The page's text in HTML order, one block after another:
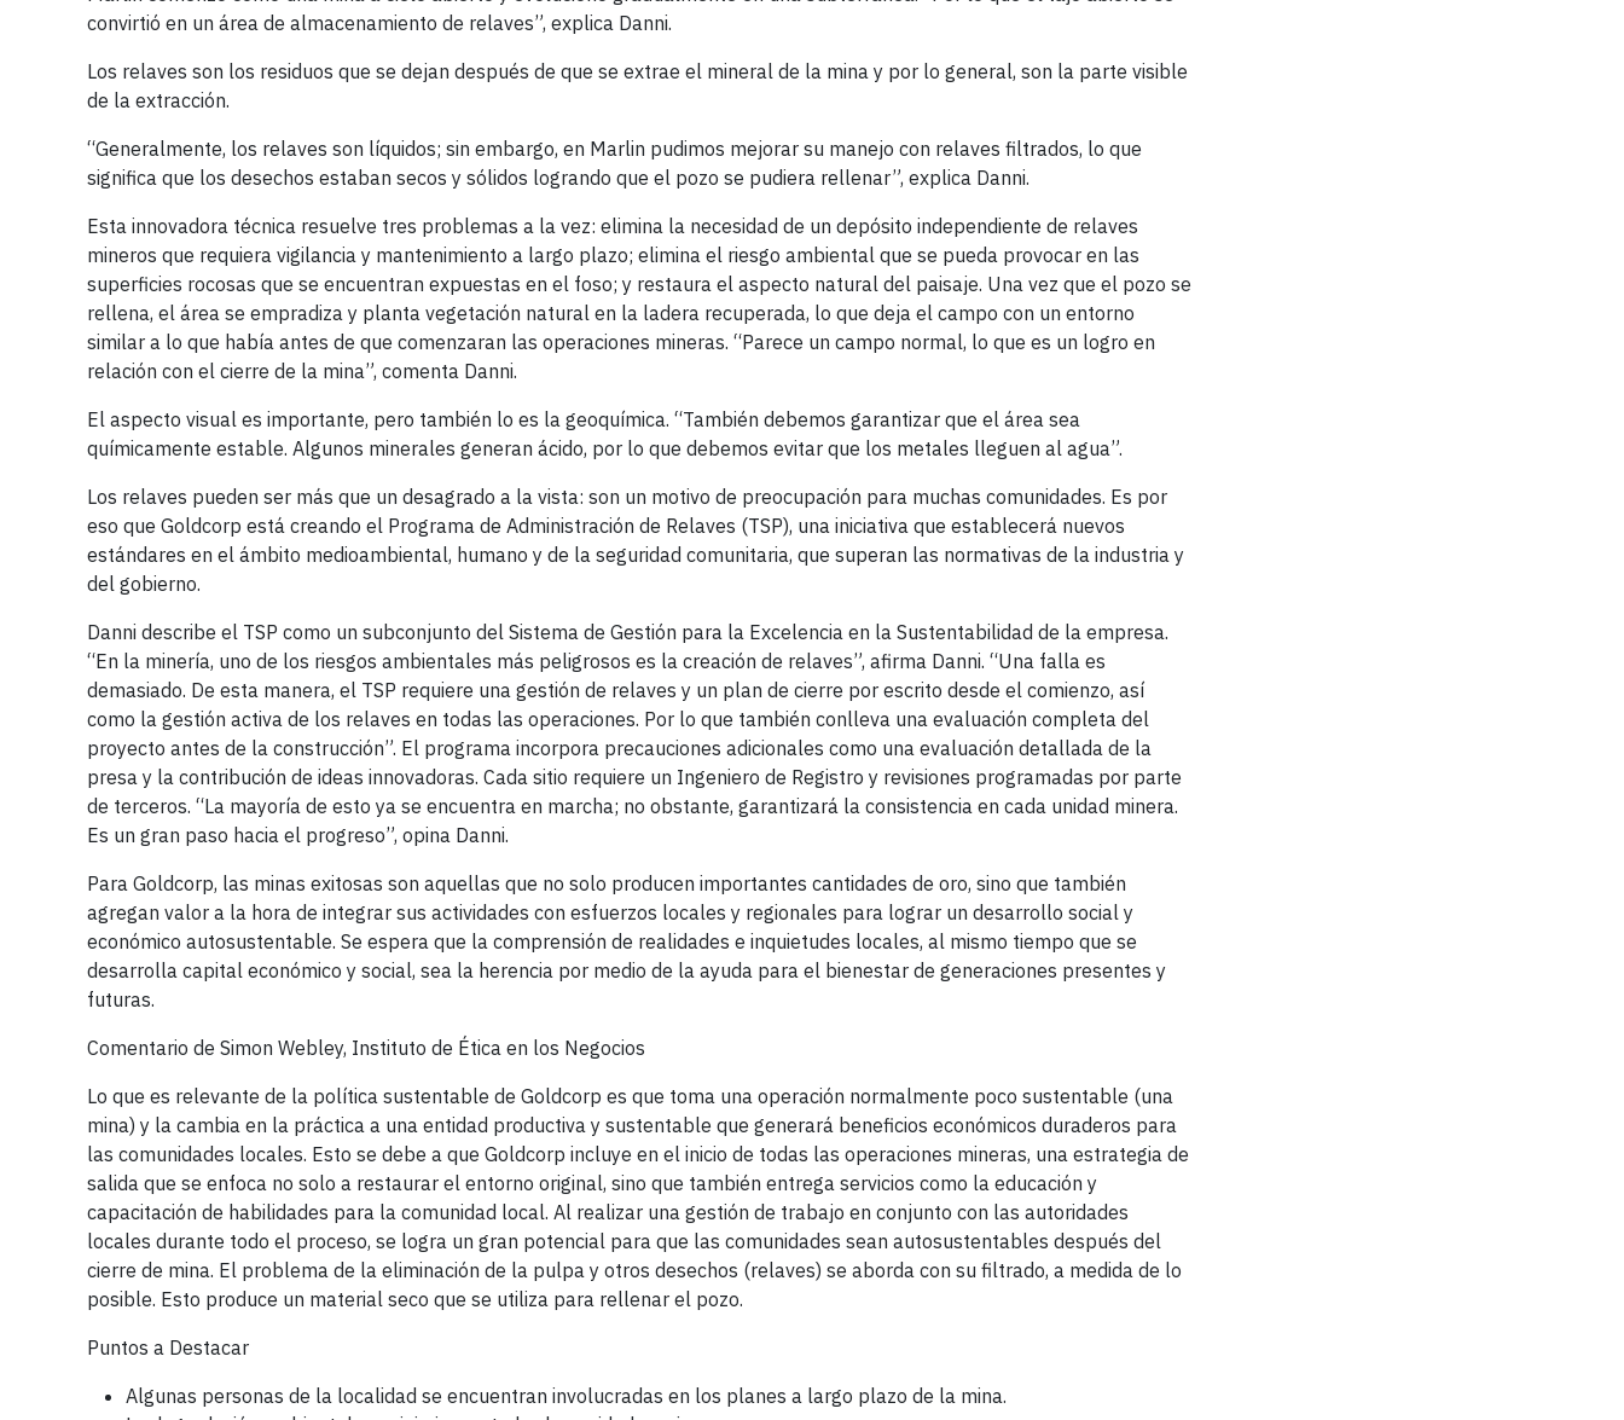
convirtió en un área de almacenamiento de relaves”, explica Danni.
Los relaves son los residuos que se dejan después de que se extrae el mineral de la mina y por lo general, son la parte visible
de la extracción.
“Generalmente, los relaves son líquidos; sin embargo, en Marlin pudimos mejorar su manejo con relaves filtrados, lo que
significa que los desechos estaban secos y sólidos logrando que el pozo se pudiera rellenar”, explica Danni.
Esta innovadora técnica resuelve tres problemas a la vez: elimina la necesidad de un depósito independiente de relaves
mineros que requiera vigilancia y mantenimiento a largo plazo; elimina el riesgo ambiental que se pueda provocar en las
superficies rocosas que se encuentran expuestas en el foso; y restaura el aspecto natural del paisaje. Una vez que el pozo se
rellena, el área se empradiza y planta vegetación natural en la ladera recuperada, lo que deja el campo con un entorno
similar a lo que había antes de que comenzaran las operaciones mineras. “Parece un campo normal, lo que es un logro en
relación con el cierre de la mina”, comenta Danni.
El aspecto visual es importante, pero también lo es la geoquímica. “También debemos garantizar que el área sea
químicamente estable. Algunos minerales generan ácido, por lo que debemos evitar que los metales lleguen al agua”.
Los relaves pueden ser más que un desagrado a la vista: son un motivo de preocupación para muchas comunidades. Es por
eso que Goldcorp está creando el Programa de Administración de Relaves (TSP), una iniciativa que establecerá nuevos
estándares en el ámbito medioambiental, humano y de la seguridad comunitaria, que superan las normativas de la industria y
del gobierno.
Danni describe el TSP como un subconjunto del Sistema de Gestión para la Excelencia en la Sustentabilidad de la empresa.
“En la minería, uno de los riesgos ambientales más peligrosos es la creación de relaves”, afirma Danni. “Una falla es
demasiado. De esta manera, el TSP requiere una gestión de relaves y un plan de cierre por escrito desde el comienzo, así
como la gestión activa de los relaves en todas las operaciones. Por lo que también conlleva una evaluación completa del
proyecto antes de la construcción”. El programa incorpora precauciones adicionales como una evaluación detallada de la
presa y la contribución de ideas innovadoras. Cada sitio requiere un Ingeniero de Registro y revisiones programadas por parte
de terceros. “La mayoría de esto ya se encuentra en marcha; no obstante, garantizará la consistencia en cada unidad minera.
Es un gran paso hacia el progreso”, opina Danni.
Para Goldcorp, las minas exitosas son aquellas que no solo producen importantes cantidades de oro, sino que también
agregan valor a la hora de integrar sus actividades con esfuerzos locales y regionales para lograr un desarrollo social y
económico autosustentable. Se espera que la comprensión de realidades e inquietudes locales, al mismo tiempo que se
desarrolla capital económico y social, sea la herencia por medio de la ayuda para el bienestar de generaciones presentes y
futuras.
Comentario de Simon Webley, Instituto de Ética en los Negocios
Lo que es relevante de la política sustentable de Goldcorp es que toma una operación normalmente poco sustentable (una
mina) y la cambia en la práctica a una entidad productiva y sustentable que generará beneficios económicos duraderos para
las comunidades locales. Esto se debe a que Goldcorp incluye en el inicio de todas las operaciones mineras, una estrategia de
salida que se enfoca no solo a restaurar el entorno original, sino que también entrega servicios como la educación y
capacitación de habilidades para la comunidad local. Al realizar una gestión de trabajo en conjunto con las autoridades
locales durante todo el proceso, se logra un gran potencial para que las comunidades sean autosustentables después del
cierre de mina. El problema de la eliminación de la pulpa y otros desechos (relaves) se aborda con su filtrado, a medida de lo
posible. Esto produce un material seco que se utiliza para rellenar el pozo.
Puntos a Destacar
Algunas personas de la localidad se encuentran involucradas en los planes a largo plazo de la mina.